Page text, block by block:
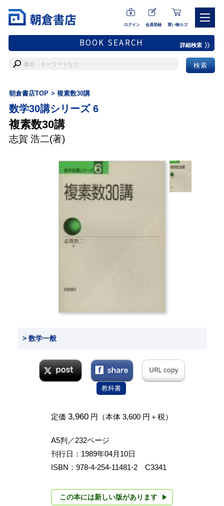
ログイン 会員登録 買い物カゴ
BOOK SEARCH 詳細検索
朝倉書店TOP 複素数30講
数学30講シリーズ 6
複素数30講
志賀 浩二(著)
> 数学一般
教科書
定価 3,960 円（本体 3,600 円＋税）
A5判／232ページ
刊行日：1989年04月10日
ISBN：978-4-254-11481-2 C3341
この本には新しい版があります